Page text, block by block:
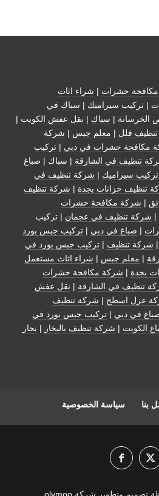
حشرات | شراء اثاث
| تركيب سيراميك | سباك في
الخرسانة | سباك | نقل عفش الكويت |
فلل | معلم جبس | شركة
مكافحة حشرات في دبي | تركيب
تنظيف في الشارقة | سباك | صباغ
تركيب سيراميك | شركة تنظيف في
تنظيف خزانات بجدة | شركة تنظيف
| شركة مكافحة حشرات
| شركة تنظيف في عجمان | تركيب
| صباغ في دبي | تركيب جبس بورد
| شركة تنظيف | تركيب جبس بورد في
| معلم جبس | شراء اثاث مستعمل
بجدة | شركة مكافحة حشرات
تنظيف في الشارقة | نقل عفش
عزل اسطح | شركة تنظيف
في دبي | تركيب جبس بورد في
الكويت | شركة تنظيف بالبخار | نجار
بنا سياسة الخصوصية